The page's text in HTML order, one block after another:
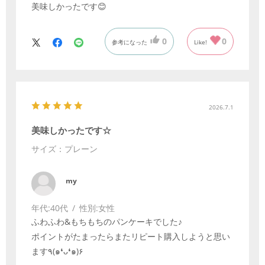
美味しかったです😊
参考になった 0 Like! 0
2026.7.1
美味しかったです☆
サイズ：プレーン
my
年代:40代 性別:女性
ふわふわ&もちもちのパンケーキでした♪
ポイントがたまったらまたリピート購入しようと思い
ます٩(๑❛ᴗ❛๑)۶